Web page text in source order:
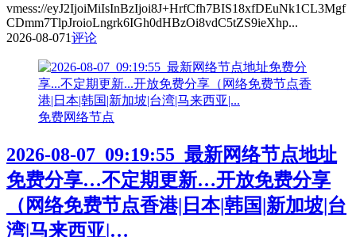
vmess://eyJ2IjoiMiIsInBzIjoi8J+HrfCfh7BIS18xfDEuNk1CL3Mgf
CDmm7TlpJroioLngrk6IGh0dHBzOi8vdC5tZS9ieXhp...
2026-08-071评论
免费网络节点
2026-08-07_09:19:55_最新网络节点地址
免费分享…不定期更新…开放免费分享
（网络免费节点香港|日本|韩国|新加坡|台
湾|马来西亚|…